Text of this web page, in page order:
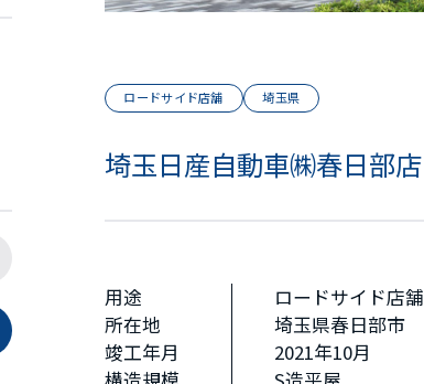
ロードサイド店舗 埼玉県
埼玉日産自動車㈱春日部店
用途
ロードサイド店舗
所在地
埼玉県春日部市
竣工年月
2021年10月